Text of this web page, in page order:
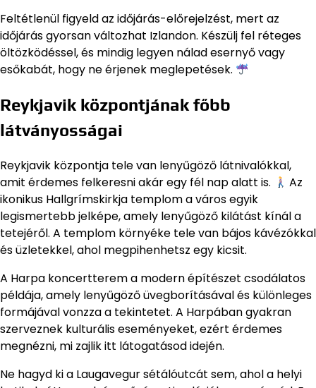
Feltétlenül figyeld az időjárás-előrejelzést, mert az
időjárás gyorsan változhat Izlandon. Készülj fel réteges
öltözködéssel, és mindig legyen nálad esernyő vagy
esőkabát, hogy ne érjenek meglepetések.
Reykjavik központjának főbb
látványosságai
Reykjavik központja tele van lenyűgöző látnivalókkal,
amit érdemes felkeresni akár egy fél nap alatt is.
Az
ikonikus Hallgrímskirkja templom a város egyik
legismertebb jelképe, amely lenyűgöző kilátást kínál a
tetejéről. A templom környéke tele van bájos kávézókkal
és üzletekkel, ahol megpihenhetsz egy kicsit.
A Harpa koncertterem a modern építészet csodálatos
példája, amely lenyűgöző üvegborításával és különleges
formájával vonzza a tekintetet. A Harpában gyakran
szerveznek kulturális eseményeket, ezért érdemes
megnézni, mi zajlik itt látogatásod idején.
Ne hagyd ki a Laugavegur sétálóutcát sem, ahol a helyi